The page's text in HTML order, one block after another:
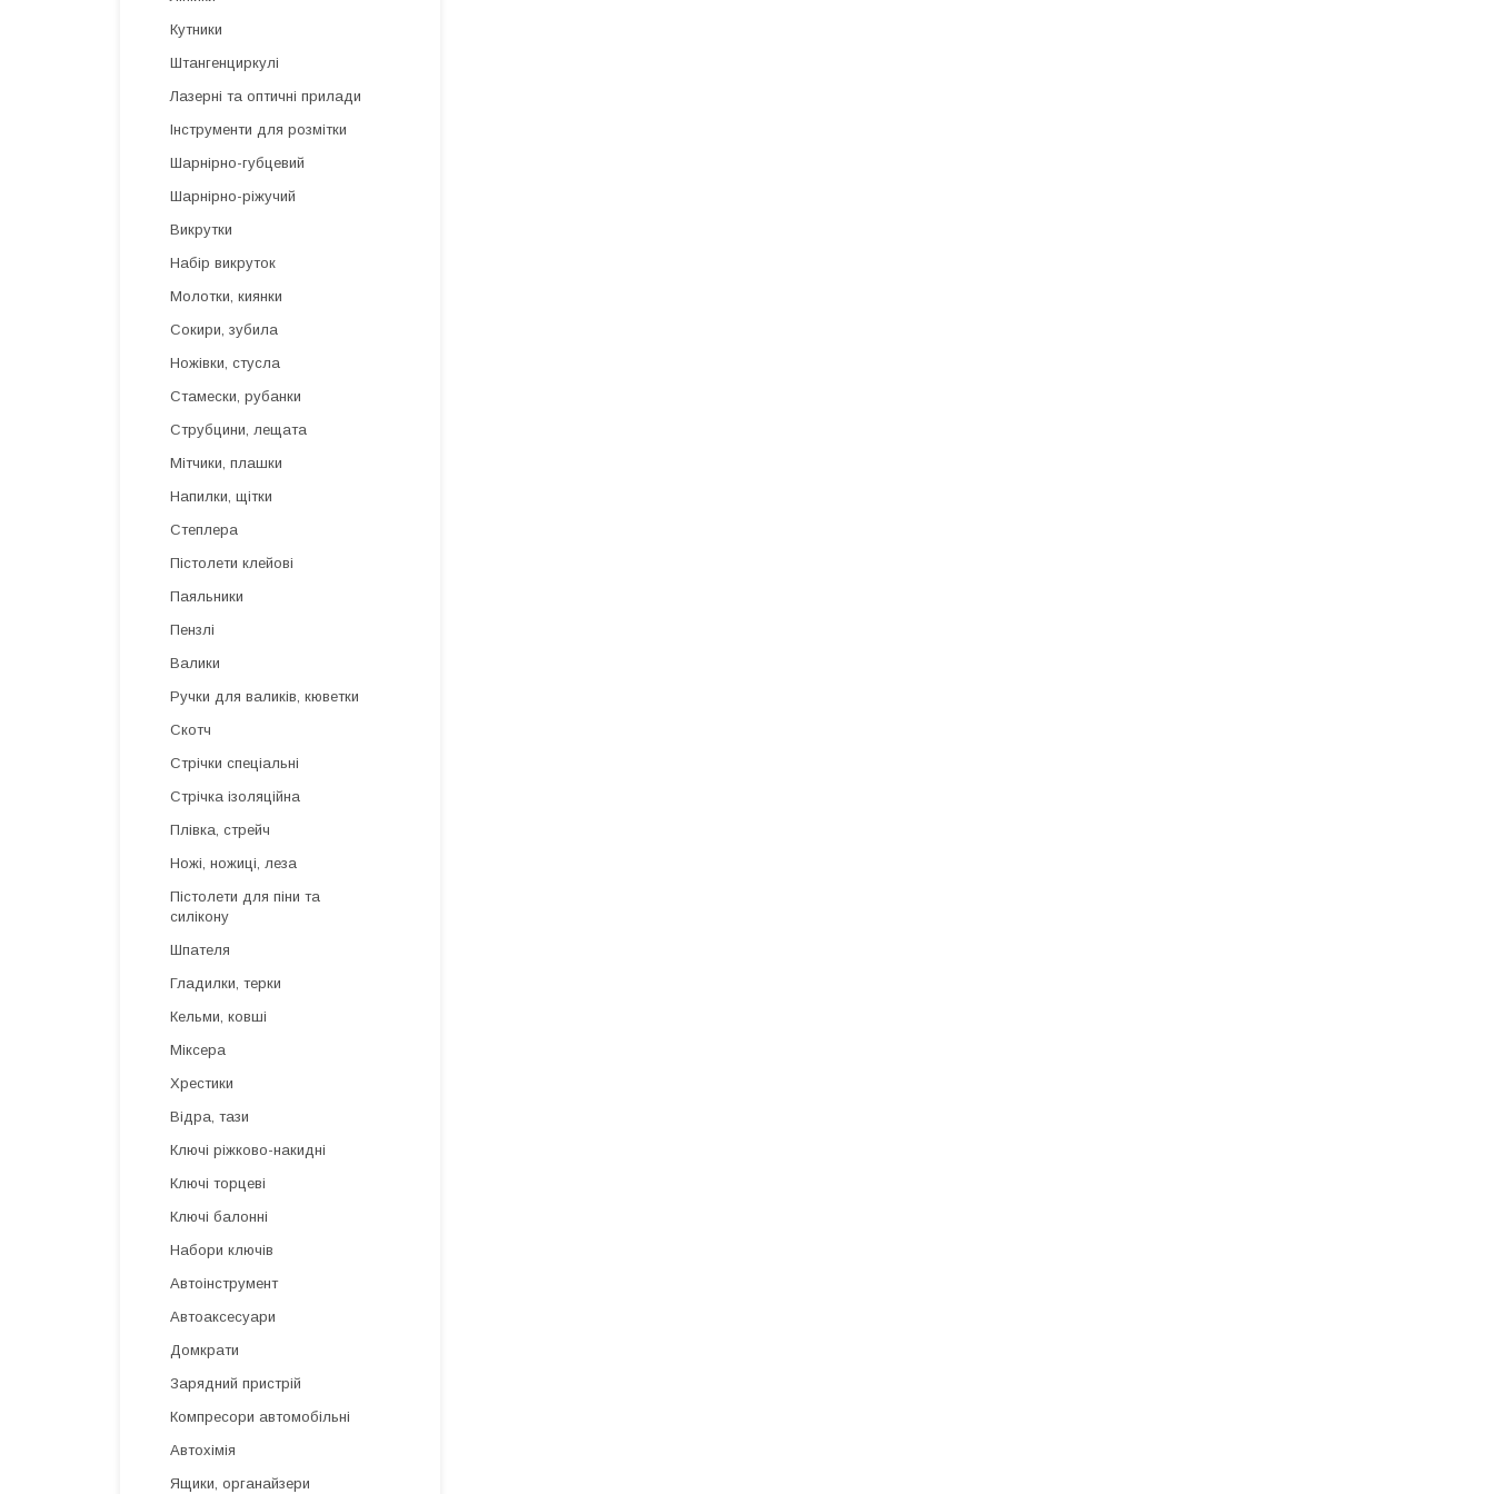
Кутники
Штангенциркулі
Лазерні та оптичні прилади
Інструменти для розмітки
Шарнірно-губцевий
Шарнірно-ріжучий
Викрутки
Набір викруток
Молотки, киянки
Сокири, зубила
Ножівки, стусла
Стамески, рубанки
Струбцини, лещата
Мітчики, плашки
Напилки, щітки
Степлера
Пістолети клейові
Паяльники
Пензлі
Валики
Ручки для валиків, кюветки
Скотч
Стрічки спеціальні
Стрічка ізоляційна
Плівка, стрейч
Ножі, ножиці, леза
Пістолети для піни та
силікону
Шпателя
Гладилки, терки
Кельми, ковші
Міксера
Хрестики
Відра, тази
Ключі ріжково-накидні
Ключі торцеві
Ключі балонні
Набори ключів
Автоінструмент
Автоаксесуари
Домкрати
Зарядний пристрій
Компресори автомобільні
Автохімія
Ящики, органайзери